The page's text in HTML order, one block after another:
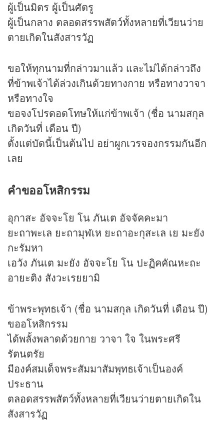
ผู้เป็นมิตร ผู้เป็นศัตรู
ผู้เป็นกลาง ตลอดสรรพสัตว์ทั้งหลายที่เวียนว่าย
ตายเกิดในสังสารวัฏ
ขอให้ทุกนามที่กล่าวมาแล้ว และไม่ได้กล่าวถึง
ที่ข้าพเจ้าได้ล่วงเกินด้วยทางกาย หรือทางวาจา
หรือทางใจ
ขอจงโปรดอดโทษให้แก่ข้าพเจ้า (ชื่อ นามสกุล
เกิดวันที่ เดือน ปี)
ตั้งแต่บัดนี้เป็นต้นไป อย่าผูกเวรจองกรรมกันอีก
เลย
คำขออโหสิกรรม
อุกาสะ อัจจะโย โน ภันเต อัจจัคคะมา
ยะถาพะเล ยะถามุฬเห ยะถาอะกุสะเล เย มะยัง
กะรัมหา
เอวัง ภันเต มะยัง อัจจะโย โน ปะฏิคคัณหะถะ
อายะติง สังวะเรยยามิ
ข้าพระพุทธเจ้า (ชื่อ นามสกุล เกิดวันที่ เดือน ปี)
ขออโหสิกรรม
ได้พลั้งพลาดด้วยกาย วาจา ใจ ในพระศรี
รัตนตรัย
มีองค์สมเด็จพระสัมมาสัมพุทธเจ้าเป็นองค์
ประธาน
ตลอดสรรพสัตว์ทั้งหลายที่เวียนว่ายตายเกิดใน
สังสารวัฏ